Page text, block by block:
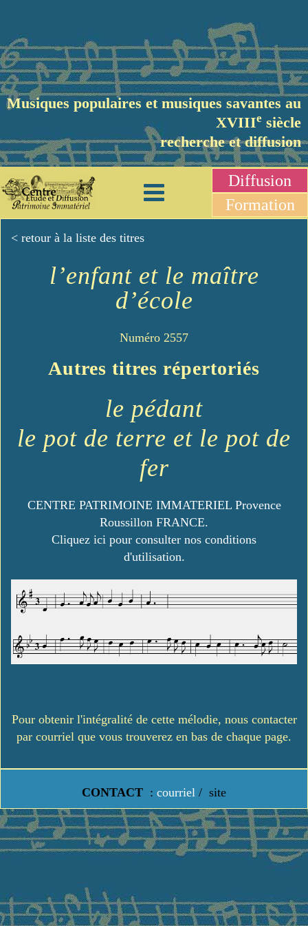
Musiques populaires et musiques savantes au
XVIIIe siècle
recherche et diffusion
Diffusion
Formation
< retour à la liste des titres
l’enfant et le maître
d’école
Numéro 2557
Autres titres répertoriés
le pédant
le pot de terre et le pot de
fer
CENTRE PATRIMOINE IMMATERIEL Provence
Roussillon FRANCE.
Cliquez ici pour consulter nos conditions
d'utilisation.
Pour obtenir l'intégralité de cette mélodie, nous contacter
par courriel que vous trouverez en bas de chaque page.
CONTACT : courriel / site
https://www.lavielledanstoussesetats.fr